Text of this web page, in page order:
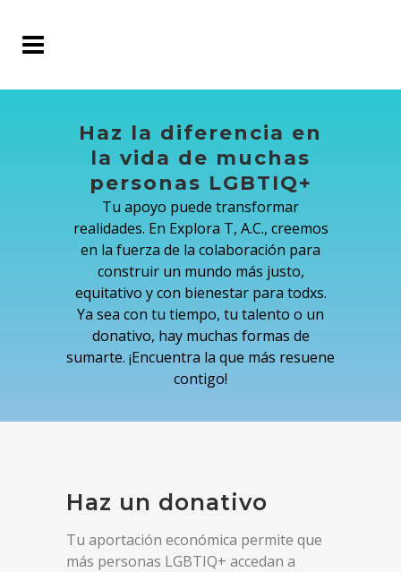
Haz la diferencia en
la vida de muchas
personas LGBTIQ+
Tu apoyo puede transformar
realidades. En Explora T, A.C., creemos
en la fuerza de la colaboración para
construir un mundo más justo,
equitativo y con bienestar para todxs.
Ya sea con tu tiempo, tu talento o un
donativo, hay muchas formas de
sumarte. ¡Encuentra la que más resuene
contigo!
Haz un donativo
Tu aportación económica permite que
más personas LGBTIQ+ accedan a